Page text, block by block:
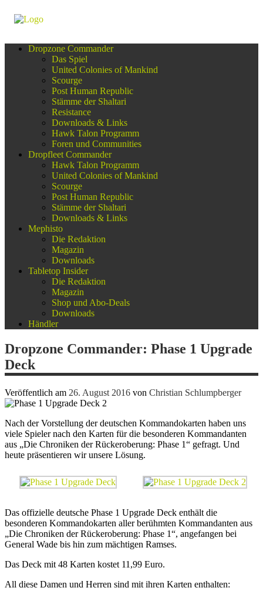
Dropzone Commander
Das Spiel
United Colonies of Mankind
Scourge
Post Human Republic
Stämme der Shaltari
Resistance
Downloads & Links
Hawk Talon Programm
Foren und Communities
Dropfleet Commander
Hawk Talon Programm
United Colonies of Mankind
Scourge
Post Human Republic
Stämme der Shaltari
Downloads & Links
Mephisto
Die Redaktion
Magazin
Downloads
Tabletop Insider
Die Redaktion
Magazin
Shop und Abo-Deals
Downloads
Händler
Dropzone Commander: Phase 1 Upgrade
Deck
Veröffentlich am 26. August 2016 von Christian Schlumpberger
Nach der Vorstellung der deutschen Kommandokarten haben uns
viele Spieler nach den Karten für die besonderen Kommandanten
aus „Die Chroniken der Rückeroberung: Phase 1“ gefragt. Und
heute präsentieren wir unsere Lösung.
Das offizielle deutsche Phase 1 Upgrade Deck enthält die
besonderen Kommandokarten aller berühmten Kommandanten aus
„Die Chroniken der Rückeroberung: Phase 1“, angefangen bei
General Wade bis hin zum mächtigen Ramses.
Das Deck mit 48 Karten kostet 11,99 Euro.
All diese Damen und Herren sind mit ihren Karten enthalten: